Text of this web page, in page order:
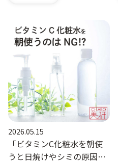
2026.05.15
「ビタミンC化粧水を朝使
うと日焼けやシミの原因に